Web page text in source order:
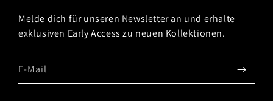
Melde dich für unseren Newsletter an und erhalte
exklusiven Early Access zu neuen Kollektionen.
E-Mail